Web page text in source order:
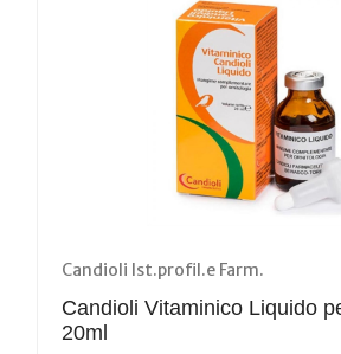
Candioli Ist.profil.e Farm.
Candioli Vitaminico Liquido
20ml